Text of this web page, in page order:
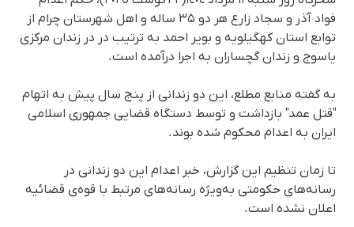
فواد آذر و سجاد زارع هر دو ۳۵ ساله و اهل شهرستان چرام از
توابع استان کهگیلویه و بویر احمد بە ترتیب در در زندان مرکزی
یاسوج و زندان گچساران به اجرا درآمده است.
بە گفتە منابع مطلع، این دو زندانی از پنج سال پیش به اتهام
"قتل عمد" بازداشت و توسط دستگاه قضایی جمهوری اسلامی
ایران به اعدام محکوم شده بوند.
تا زمان تنظیم این گزارش، خبر اعدام این دو زندانی در
رسانه‌های حکومتی به‌ویژه رسانه‌های مرتبط با قوه‌ی قضائیه
اعلان نشده است.